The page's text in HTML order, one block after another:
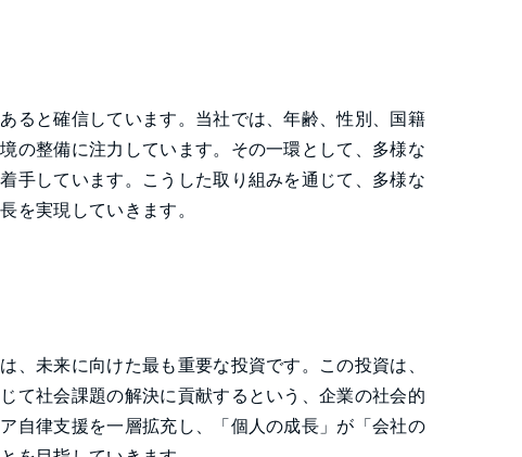
ると確信しています。当社では、年齢、性別、国籍
の整備に注力しています。その一環として、多様な
手しています。こうした取り組みを通じて、多様な
を実現していきます。
未来に向けた最も重要な投資です。この投資は、
て社会課題の解決に貢献するという、企業の社会的
自律支援を一層拡充し、「個人の成長」が「会社の